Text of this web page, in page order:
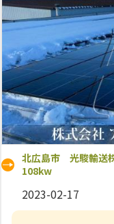
北広島市 光駿輸送
108kw
2023-02-17